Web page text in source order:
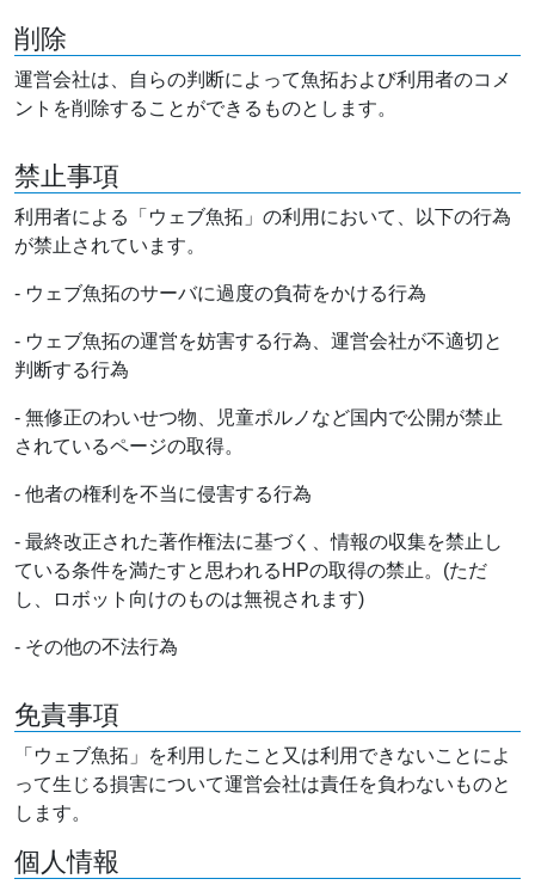
削除
運営会社は、自らの判断によって魚拓および利用者のコメ
ントを削除することができるものとします。
禁止事項
利用者による「ウェブ魚拓」の利用において、以下の行為
が禁止されています。
- ウェブ魚拓のサーバに過度の負荷をかける行為
- ウェブ魚拓の運営を妨害する行為、運営会社が不適切と
判断する行為
- 無修正のわいせつ物、児童ポルノなど国内で公開が禁止
されているページの取得。
- 他者の権利を不当に侵害する行為
- 最終改正された著作権法に基づく、情報の収集を禁止し
ている条件を満たすと思われるHPの取得の禁止。(ただ
し、ロボット向けのものは無視されます)
- その他の不法行為
免責事項
「ウェブ魚拓」を利用したこと又は利用できないことによ
って生じる損害について運営会社は責任を負わないものと
します。
個人情報